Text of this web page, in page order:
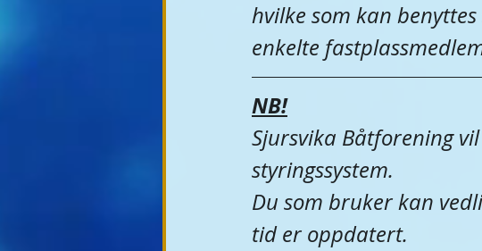
hvilke som kan
enkelte
NB!
Sjursvika Båtforening
styringssystem.
Du som bruker kan
tid er oppdatert.